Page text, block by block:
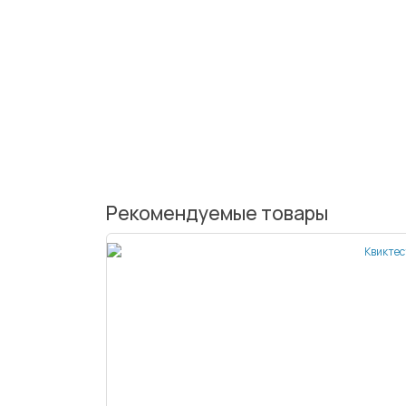
Рекомендуемые товары